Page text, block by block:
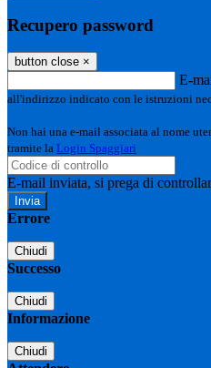
Recupero password
button close ×
E-
all'indirizzo indicato con le istruzioni
Non hai una e-mail associata al nome
tramite la Login Spaggiari
E-mail inviata, si prega di
Errore
Chiudi
Successo
Chiudi
Informazione
Chiudi